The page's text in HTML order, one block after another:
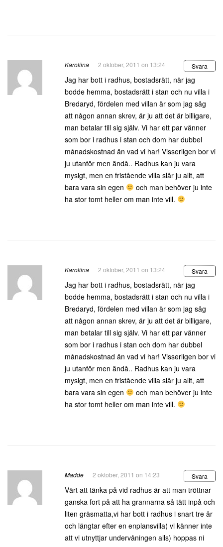
Karoliina 2 oktober, 2011 on 13:24 Svara
Jag har bott i radhus, bostadsrätt, när jag
bodde hemma, bostadsrätt i stan och nu villa i
Bredaryd, fördelen med villan är som jag såg
att någon annan skrev, är ju att det är billigare,
man betalar till sig själv. Vi har ett par vänner
som bor i radhus i stan och dom har dubbel
månadskostnad än vad vi har! Visserligen bor vi
ju utanför men ändå.. Radhus kan ju vara
mysigt, men en fristående villa slår ju allt, att
bara vara sin egen
och man behöver ju inte
ha stor tomt heller om man inte vill.
Karoliina 2 oktober, 2011 on 13:24 Svara
Jag har bott i radhus, bostadsrätt, när jag
bodde hemma, bostadsrätt i stan och nu villa i
Bredaryd, fördelen med villan är som jag såg
att någon annan skrev, är ju att det är billigare,
man betalar till sig själv. Vi har ett par vänner
som bor i radhus i stan och dom har dubbel
månadskostnad än vad vi har! Visserligen bor vi
ju utanför men ändå.. Radhus kan ju vara
mysigt, men en fristående villa slår ju allt, att
bara vara sin egen
och man behöver ju inte
ha stor tomt heller om man inte vill.
Madde 2 oktober, 2011 on 14:23 Svara
Värt att tänka på vid radhus är att man tröttnar
ganska fort på att ha grannarna så tätt inpå och
liten gräsmatta,vi har bott i radhus i snart tre år
och längtar efter en enplansvilla( vi känner inte
att vi utnyttjar undervåningen alls) hoppas ni